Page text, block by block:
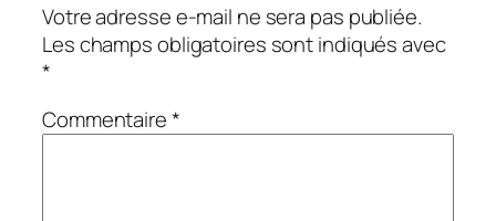
Votre adresse e-mail ne sera pas publiée.
Les champs obligatoires sont indiqués avec
*
Commentaire*